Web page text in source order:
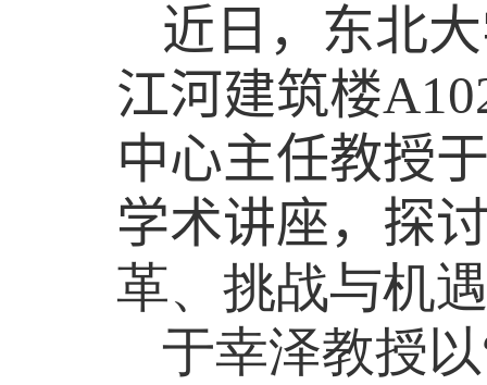
近日 ，东北
江河建筑楼
中心主任教授
学术讲座，探
革、挑战与机
于幸泽教授